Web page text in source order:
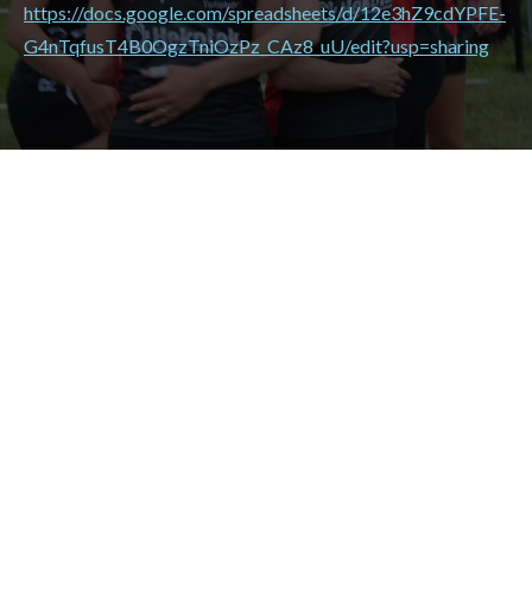
https://docs.google.com/spreadsheets/d/12e3hZ9cdYPFE-
G4nTqfusT4B0OgzTniOzPz_CAz8_uU/edit?usp=sharing